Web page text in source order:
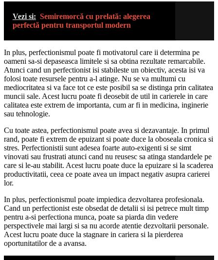
Vezi si: Semiremorcă cu prelată: alegerea
perfectă pentru transportul modern
In plus, perfectionismul poate fi motivatorul care ii determina pe
oameni sa-si depaseasca limitele si sa obtina rezultate remarcabile.
Atunci cand un perfectionist isi stabileste un obiectiv, acesta isi va
folosi toate resursele pentru a-l atinge. Nu se va multumi cu
mediocritatea si va face tot ce este posibil sa se distinga prin calitatea
muncii sale. Acest lucru poate fi deosebit de util in carierele in care
calitatea este extrem de importanta, cum ar fi in medicina, inginerie
sau tehnologie.
Cu toate astea, perfectionismul poate avea si dezavantaje. In primul
rand, poate fi extrem de epuizant si poate duce la oboseala cronica si
stres. Perfectionistii sunt adesea foarte auto-exigenti si se simt
vinovati sau frustrati atunci cand nu reusesc sa atinga standardele pe
care si le-au stabilit. Acest lucru poate duce la epuizare si la scaderea
productivitatii, ceea ce poate avea un impact negativ asupra carierei
lor.
In plus, perfectionismul poate impiedica dezvoltarea profesionala.
Cand un perfectionist este obsedat de detalii si isi petrece mult timp
pentru a-si perfectiona munca, poate sa piarda din vedere
perspectivele mai largi si sa nu acorde atentie dezvoltarii personale.
Acest lucru poate duce la stagnare in cariera si la pierderea
oportunitatilor de a avansa.